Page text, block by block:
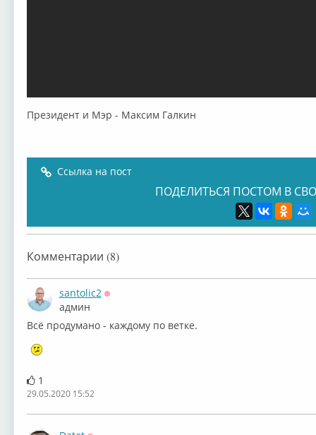
Президент и Мэр - Максим Галкин
Ссылка на пост
ПОДЕЛИТЬСЯ ПОСТОМ В
Комментарии (8)
santolic2
админ
Всё продумано - каждому по ветке.
1
29.05.2020 15:52